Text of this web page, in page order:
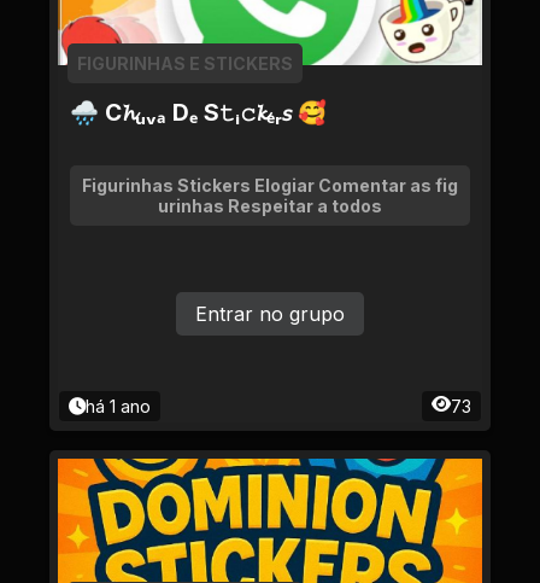
🌧 C𝓱ᵤᵥₐ Dₑ S𝚝ᵢ𝚌𝓴ₑᵣ𝘴 🥰
FIGURINHAS E STICKERS
Figurinhas Stickers Elogiar Comentar as fig
urinhas Respeitar a todos
há 1 ano 73
Entrar no grupo